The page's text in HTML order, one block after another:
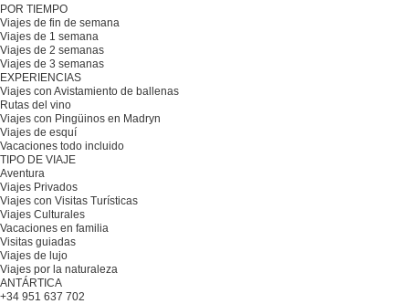
POR TIEMPO
Viajes de fin de semana
Viajes de 1 semana
Viajes de 2 semanas
Viajes de 3 semanas
EXPERIENCIAS
Viajes con Avistamiento de ballenas
Rutas del vino
Viajes con Pingüinos en Madryn
Viajes de esquí
Vacaciones todo incluido
TIPO DE VIAJE
Aventura
Viajes Privados
Viajes con Visitas Turísticas
Viajes Culturales
Vacaciones en familia
Visitas guiadas
Viajes de lujo
Viajes por la naturaleza
ANTÁRTICA
+34 951 637 702